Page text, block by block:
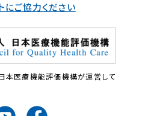
にご協力ください
本医療機能評価機構が運営して